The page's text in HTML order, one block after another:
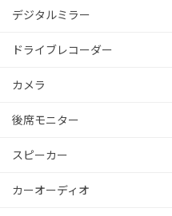
デジタルミラー
ドライブレコーダー
カメラ
後席モニター
スピーカー
カーオーディオ